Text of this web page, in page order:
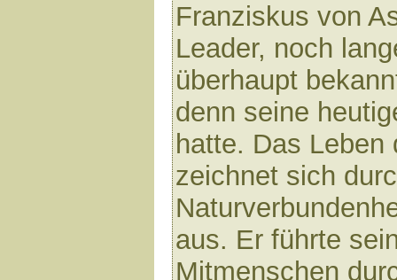
Franziskus von
Leader, noch
überhaupt
denn seine
hatte. Das
zeichnet sich
aus. Er führte
Mitmenschen